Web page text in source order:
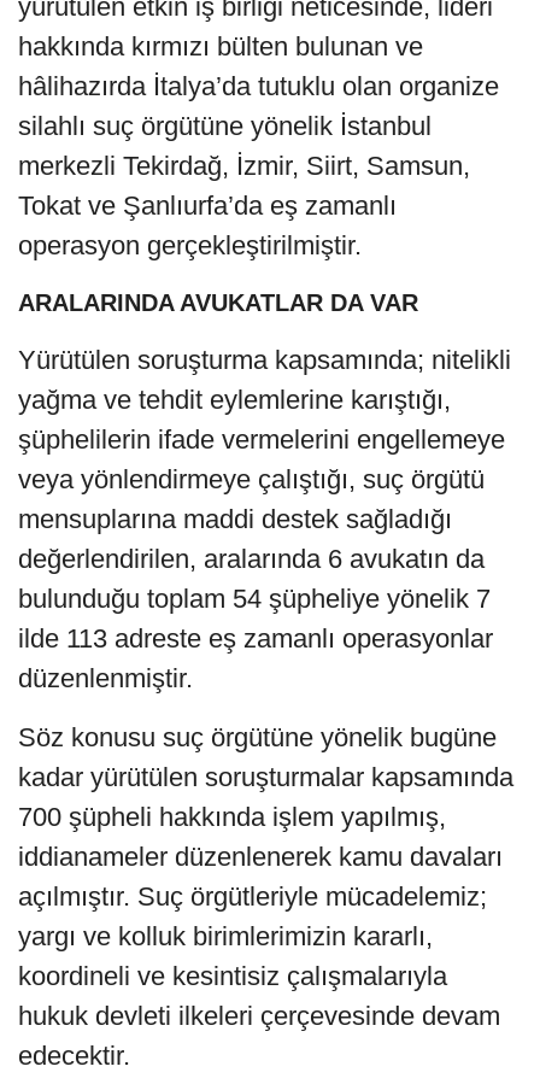
yürütülen etkin iş birliği neticesinde, lideri
hakkında kırmızı bülten bulunan ve
hâlihazırda İtalya’da tutuklu olan organize
silahlı suç örgütüne yönelik İstanbul
merkezli Tekirdağ, İzmir, Siirt, Samsun,
Tokat ve Şanlıurfa’da eş zamanlı
operasyon gerçekleştirilmiştir.
ARALARINDA AVUKATLAR DA VAR
Yürütülen soruşturma kapsamında; nitelikli
yağma ve tehdit eylemlerine karıştığı,
şüphelilerin ifade vermelerini engellemeye
veya yönlendirmeye çalıştığı, suç örgütü
mensuplarına maddi destek sağladığı
değerlendirilen, aralarında 6 avukatın da
bulunduğu toplam 54 şüpheliye yönelik 7
ilde 113 adreste eş zamanlı operasyonlar
düzenlenmiştir.
Söz konusu suç örgütüne yönelik bugüne
kadar yürütülen soruşturmalar kapsamında
700 şüpheli hakkında işlem yapılmış,
iddianameler düzenlenerek kamu davaları
açılmıştır. Suç örgütleriyle mücadelemiz;
yargı ve kolluk birimlerimizin kararlı,
koordineli ve kesintisiz çalışmalarıyla
hukuk devleti ilkeleri çerçevesinde devam
edecektir.